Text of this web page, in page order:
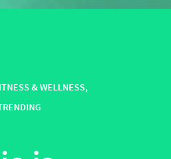
& WELLNESS,